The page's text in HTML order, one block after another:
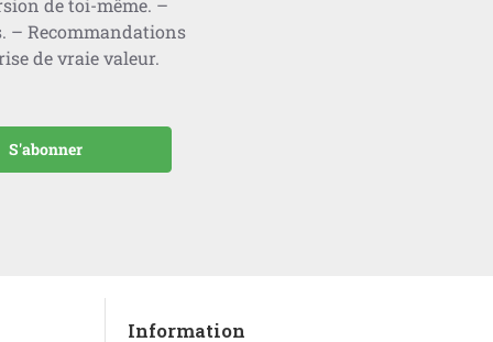
de toi-même. –
– Recommandations
de vraie valeur.
S'abonner
Information